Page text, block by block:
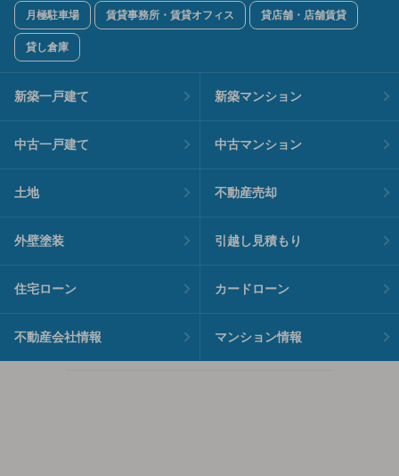
月極駐車場 賃貸事務所・賃貸オフィス 貸店舗・店舗賃貸
貸し倉庫
新築一戸建て 新築マンション
中古一戸建て 中古マンション
土地 不動産売却
外壁塗装 引越し見積もり
住宅ローン カードローン
不動産会社情報 マンション情報